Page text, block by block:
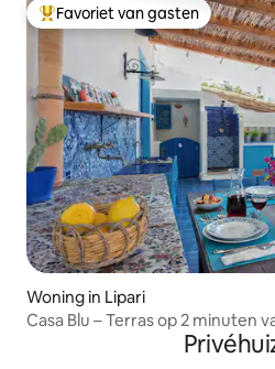
Topfavoriet van gasten
Favoriet van gasten
Woning in Lipari
Casa Blu – Terras op 2 minuten